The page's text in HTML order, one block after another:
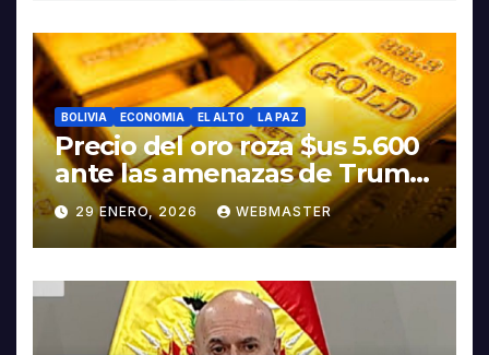
BOLIVIA ECONOMIA EL ALTO LA PAZ
Precio del oro roza $us 5.600
ante las amenazas de Trump
contra Irán
29 ENERO, 2026 WEBMASTER